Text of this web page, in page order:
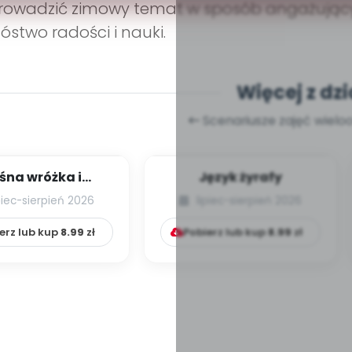
zimowy temat w sposób
radości i nauki.
Więcej z
Scenariusze zajęć
wróżka i
sierpień 2026
lub kup 8.99 zł
Język żyrafy
Pobierz lub kup8.99zł